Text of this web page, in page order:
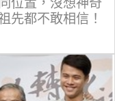
位置，沒想神奇
先都不敢相信！